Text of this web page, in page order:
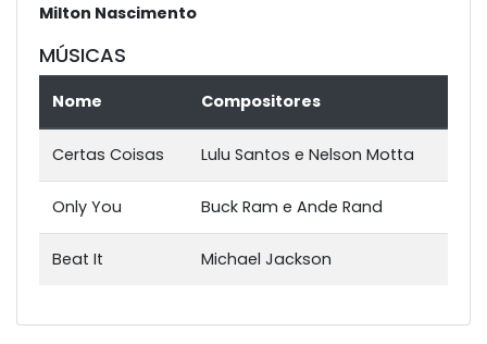
Milton Nascimento
MÚSICAS
Nome Compositores
Certas Coisas Lulu Santos e Nelson Motta
Only You Buck Ram e Ande Rand
Beat It Michael Jackson